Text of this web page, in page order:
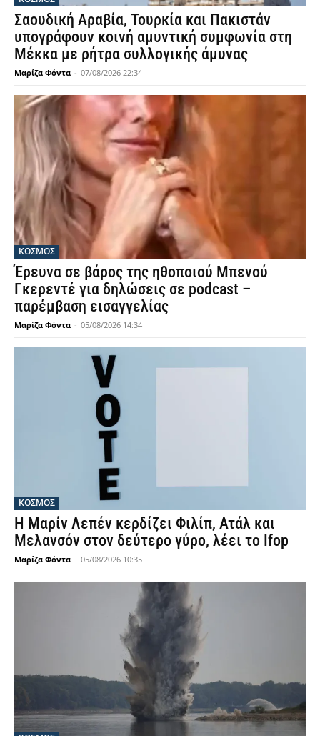
Σαουδική Αραβία, Τουρκία και Πακιστάν
υπογράφουν κοινή αμυντική συμφωνία στη
Μέκκα με ρήτρα συλλογικής άμυνας
Μαρίζα Φόντα - 07/08/2026 22:34
ΚΟΣΜΟΣ
Έρευνα σε βάρος της ηθοποιού Μπενού
Γκερεντέ για δηλώσεις σε podcast –
παρέμβαση εισαγγελίας
Μαρίζα Φόντα - 05/08/2026 14:34
ΚΟΣΜΟΣ
Η Μαρίν Λεπέν κερδίζει Φιλίπ, Ατάλ και
Μελανσόν στον δεύτερο γύρο, λέει το Ifop
Μαρίζα Φόντα - 05/08/2026 10:35